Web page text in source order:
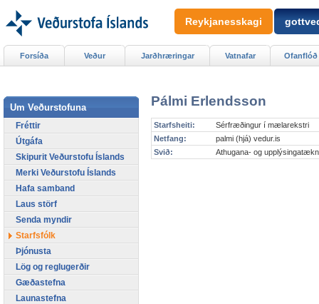
Pálmi Erlendsson
Starfsheiti:
Sérfræðingur í mælarekstri
Netfang:
palmi (hjá) vedur.is
Svið:
Athugana- og
Forsíða Veður Jarðhræringar Vatnafar Ofanflóð
Um Veðurstofuna
Fréttir
Útgáfa
Skipurit Veðurstofu Íslands
Merki Veðurstofu Íslands
Hafa samband
Laus störf
Senda myndir
Starfsfólk
Þjónusta
Lög og reglugerðir
Gæðastefna
Launastefna
Reykjanesskagi